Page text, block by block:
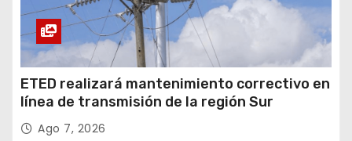
ETED realizará mantenimiento correctivo en
línea de transmisión de la región Sur
Ago 7, 2026